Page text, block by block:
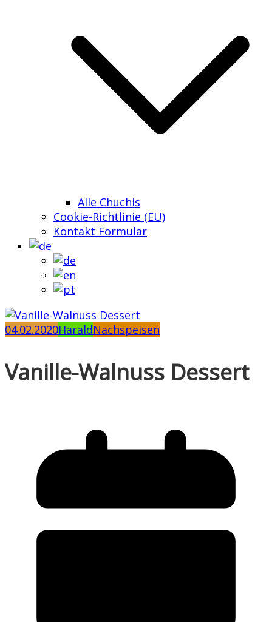
Alle Chuchis
Cookie-Richtlinie (EU)
Kontakt Formular
04.02.2020HaraldNachspeisen
Vanille-Walnuss Dessert